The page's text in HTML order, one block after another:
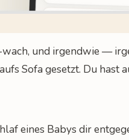
und irgendwie —
Sofa gesetzt. Du hast
eines Babys dir